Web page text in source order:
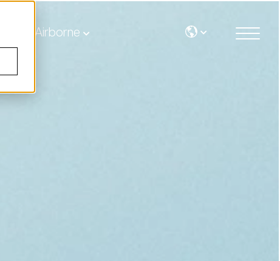
Airborne